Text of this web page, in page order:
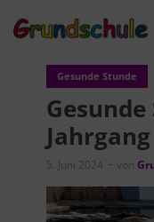
Gesunde Stunde
5. Juni 2024 von